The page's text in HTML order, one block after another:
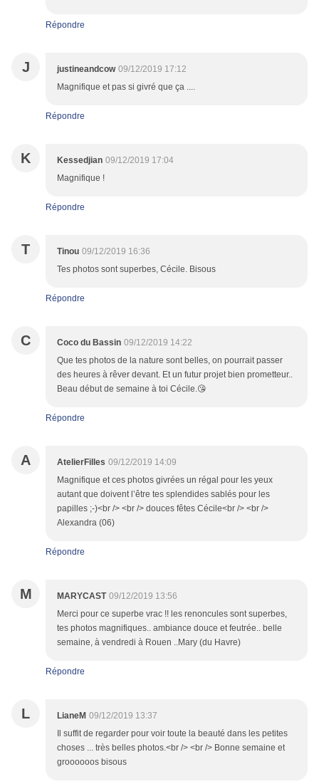
Répondre
J justineandcow 09/12/2019 17:12
Magnifique et pas si givré que ça ....
Répondre
K Kessedjian 09/12/2019 17:04
Magnifique !
Répondre
T Tinou 09/12/2019 16:36
Tes photos sont superbes, Cécile. Bisous
Répondre
C Coco du Bassin 09/12/2019 14:22
Que tes photos de la nature sont belles, on pourrait passer
des heures à rêver devant. Et un futur projet bien prometteur..
Beau début de semaine à toi Cécile.😘
Répondre
A AtelierFilles 09/12/2019 14:09
Magnifique et ces photos givrées un régal pour les yeux
autant que doivent l’être tes splendides sablés pour les
papilles ;-)<br /> <br /> douces fêtes Cécile<br /> <br />
Alexandra (06)
Répondre
M MARYCAST 09/12/2019 13:56
Merci pour ce superbe vrac !! les renoncules sont superbes,
tes photos magnifiques.. ambiance douce et feutrée.. belle
semaine, à vendredi à Rouen ..Mary (du Havre)
Répondre
L LianeM 09/12/2019 13:37
Il suffit de regarder pour voir toute la beauté dans les petites
choses ... très belles photos.<br /> <br /> Bonne semaine et
groooooos bisous